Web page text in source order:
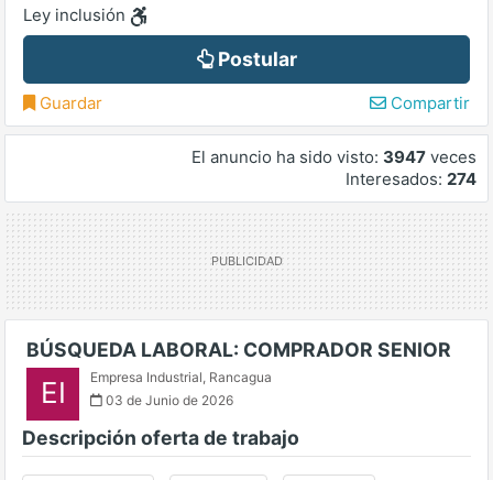
Ley inclusión
Postular
Guardar Compartir
El anuncio ha sido visto: 3947 veces
Interesados: 274
BÚSQUEDA LABORAL: COMPRADOR SENIOR
EI Empresa Industrial, Rancagua
03 de Junio de 2026
Descripción oferta de trabajo